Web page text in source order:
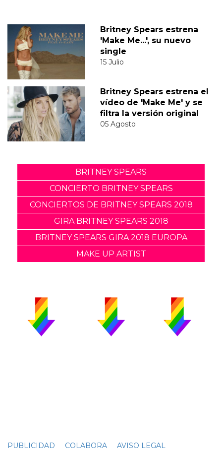
Britney Spears estrena
'Make Me...', su nuevo
single
15 Julio
Britney Spears estrena el
vídeo de 'Make Me' y se
filtra la versión original
05 Agosto
BRITNEY SPEARS
CONCIERTO BRITNEY SPEARS
CONCIERTOS DE BRITNEY SPEARS 2018
GIRA BRITNEY SPEARS 2018
BRITNEY SPEARS GIRA 2018 EUROPA
MAKE UP ARTIST
PUBLICIDAD COLABORA AVISO LEGAL